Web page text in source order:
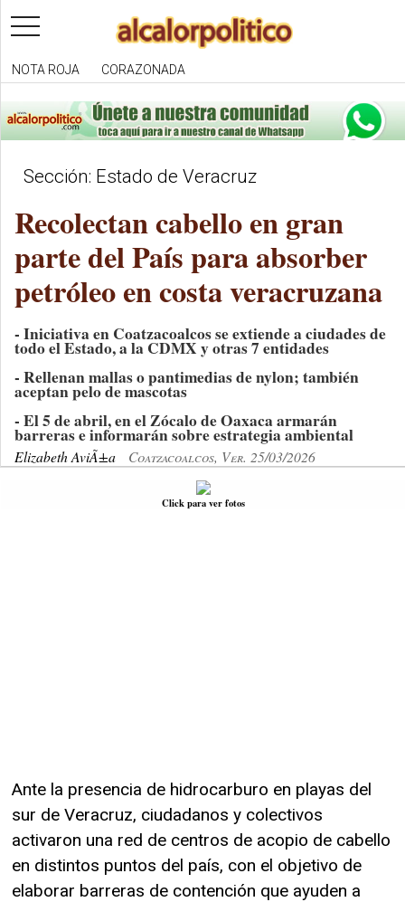
toggle
navigation
NOTA ROJA CORAZONADA
Sección: Estado de Veracruz
Recolectan cabello en gran
parte del País para absorber
petróleo en costa veracruzana
- Iniciativa en Coatzacoalcos se extiende a ciudades de
todo el Estado, a la CDMX y otras 7 entidades
- Rellenan mallas o pantimedias de nylon; también
aceptan pelo de mascotas
- El 5 de abril, en el Zócalo de Oaxaca armarán
barreras e informarán sobre estrategia ambiental
Elizabeth AviÃ±a Coatzacoalcos, Ver. 25/03/2026
Click para ver fotos
Ante la presencia de hidrocarburo en playas del
sur de Veracruz, ciudadanos y colectivos
activaron una red de centros de acopio de cabello
en distintos puntos del país, con el objetivo de
elaborar barreras de contención que ayuden a